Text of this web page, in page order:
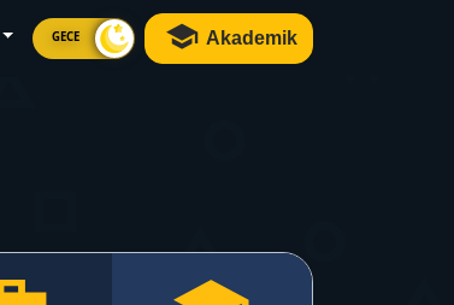
GECE Akademik